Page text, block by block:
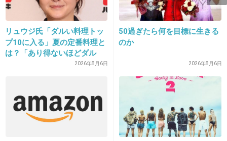
けて作るのがばかげてる
+88 -2
2013/02/19(火) 16:32:49
ＡＫＢと関わらないほうがいいから、賢明な判
リュウジ氏「ダルい料理トッ
プ10に入る」夏の定番料理と
は？「あり得ないほどダル
2026年8月6日
50過ぎたら何を目標に生きる
のか
2026年8月6日